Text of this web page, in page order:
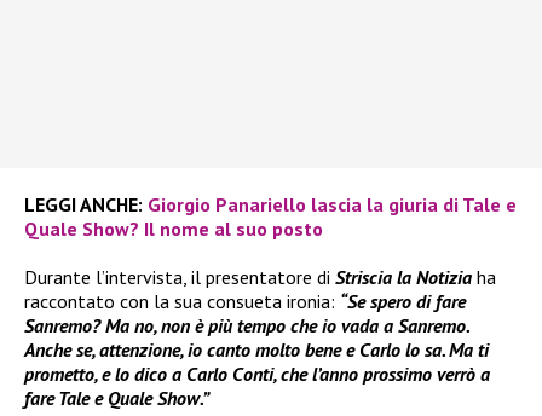
LEGGI ANCHE: Giorgio Panariello lascia la giuria di Tale e
Quale Show? Il nome al suo posto
Durante l’intervista, il presentatore di Striscia la Notizia ha
raccontato con la sua consueta ironia: “Se spero di fare
Sanremo? Ma no, non è più tempo che io vada a Sanremo.
Anche se, attenzione, io canto molto bene e Carlo lo sa. Ma ti
prometto, e lo dico a Carlo Conti, che l’anno prossimo verrò a
fare Tale e Quale Show.”